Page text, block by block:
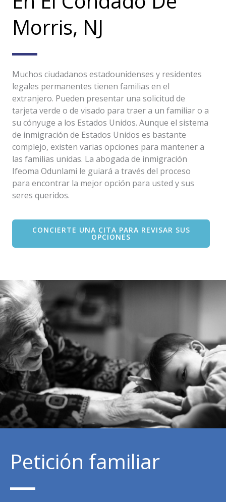
Morris, NJ
Muchos ciudadanos estadounidenses y residentes
legales permanentes tienen familias en el
extranjero. Pueden presentar una solicitud de
tarjeta verde o de visado para traer a un familiar o a
su cónyuge a los Estados Unidos. Aunque el sistema
de inmigración de Estados Unidos es bastante
complejo, existen varias opciones para mantener a
las familias unidas. La abogada de inmigración
Ifeoma Odunlami le guiará a través del proceso
para encontrar la mejor opción para usted y sus
seres queridos.
CONCIERTE UNA CITA PARA REVISAR SUS
OPCIONES
Petición familiar